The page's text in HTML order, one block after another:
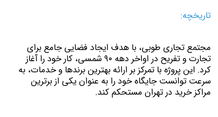
تاریخچه:
مجتمع تجاری طوبی، با هدف ایجاد فضایی جامع برای
تجارت و تفریح در اواخر دهه ۹۰ شمسی، کار خود را آغاز
کرد. این پروژه با تمرکز بر ارائه بهترین برندها و خدمات، به
سرعت توانست جایگاه خود را به عنوان یکی از برترین
مراکز خرید در تهران مستحکم کند.